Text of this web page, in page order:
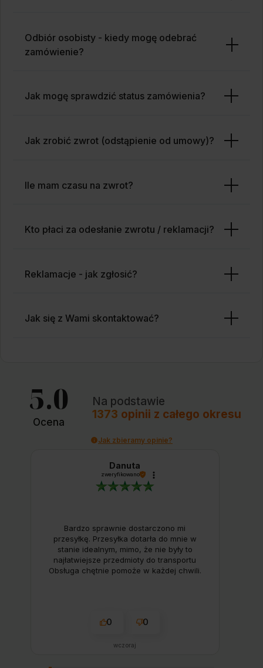
Odbiór osobisty - kiedy mogę odebrać
zamówienie?
Jak mogę sprawdzić status zamówienia?
Jak zrobić zwrot (odstąpienie od umowy)?
Ile mam czasu na zwrot?
Kto płaci za odesłanie zwrotu / reklamacji?
Reklamacje - jak zgłosić?
Jak się z Wami skontaktować?
5.0
Ocena
Na podstawie
1373 opinii z całego okresu
Jak zbieramy opinie?
Danuta
zweryfikowano
Bardzo sprawnie dostarczono mi
przesyłkę. Przesyłka dotarła do mnie w
stanie idealnym, mimo, że nie były to
najłatwiejsze przedmioty do transportu
Obsługa chętnie pomoże w każdej chwili.
0 0
wczoraj